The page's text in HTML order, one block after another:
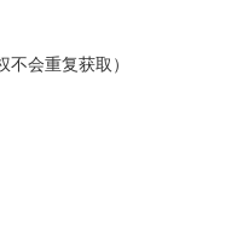
会重复获取）